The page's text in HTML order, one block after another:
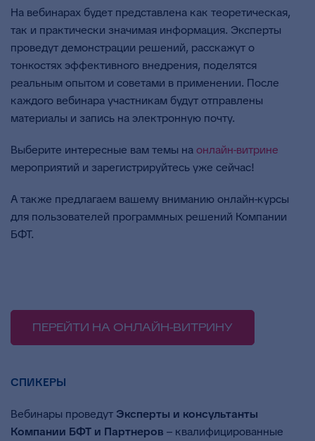
На вебинарах будет представлена как теоретическая,
так и практически значимая информация. Эксперты
проведут демонстрации решений, расскажут о
тонкостях эффективного внедрения, поделятся
реальным опытом и советами в применении. После
каждого вебинара участникам будут отправлены
материалы и запись на электронную почту.
Выберите интересные вам темы на онлайн-витрине
мероприятий и зарегистрируйтесь уже сейчас!
А также предлагаем вашему вниманию онлайн-курсы
для пользователей программных решений Компании
БФТ.
ПЕРЕЙТИ НА ОНЛАЙН-ВИТРИНУ
СПИКЕРЫ
Вебинары проведут Эксперты и консультанты
Компании БФТ и Партнеров – квалифицированные